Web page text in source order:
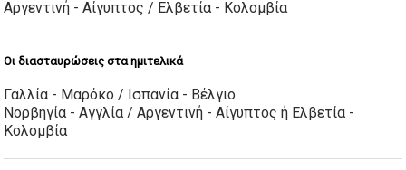
Αργεντινή - Αίγυπτος / Ελβετία - Κολομβία
Οι διασταυρώσεις στα ημιτελικά
Γαλλία - Μαρόκο / Ισπανία - Βέλγιο
Νορβηγία - Αγγλία / Αργεντινή - Αίγυπτος ή Ελβετία -
Κολομβία